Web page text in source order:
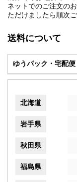
ネットでのご注文の
ただけましたら順次
送料について
ゆうパック・宅配便
北海道
岩手県
秋田県
福島県